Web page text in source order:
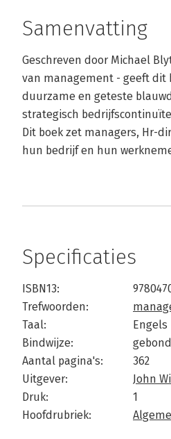
Samenvatting
Geschreven door Michael
van management - geeft dit
duurzame en geteste
strategisch
Dit boek zet managers, Hr-
hun bedrijf en hun
Specificaties
ISBN13:
Trefwoorden:
Taal:
Engels
Bindwijze:
Aantal pagina's:
362
Uitgever:
John
Druk:
1
Hoofdrubriek: